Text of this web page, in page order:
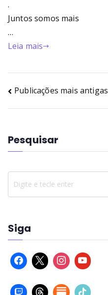
.
Juntos somos mais
…
Leia mais
Publicações mais antigas
Pesquisar
Siga